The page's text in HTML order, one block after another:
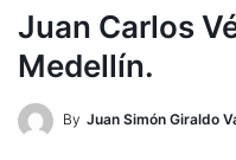
Juan Carlos
Medellín.
By Juan Simón Giraldo